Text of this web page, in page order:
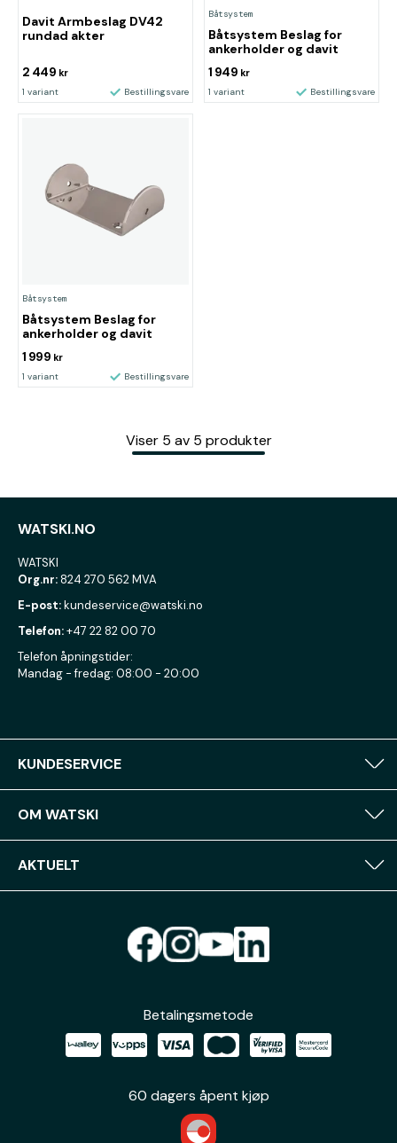
Davit Armbeslag DV42
rundad akter
2 449 kr
1 variant Bestillingsvare
Båtsystem
Båtsystem Beslag for
ankerholder og davit
1 949 kr
1 variant Bestillingsvare
Båtsystem
Båtsystem Beslag for
ankerholder og davit
1 999 kr
1 variant Bestillingsvare
Viser 5 av 5 produkter
WATSKI.NO
WATSKI
Org.nr:824 270 562 MVA
E-post:kundeservice@watski.no
Telefon:+47 22 82 00 70
Telefon åpningstider:
Mandag - fredag: 08:00 - 20:00
KUNDESERVICE
OM WATSKI
AKTUELT
Betalingsmetode
60 dagers åpent kjøp